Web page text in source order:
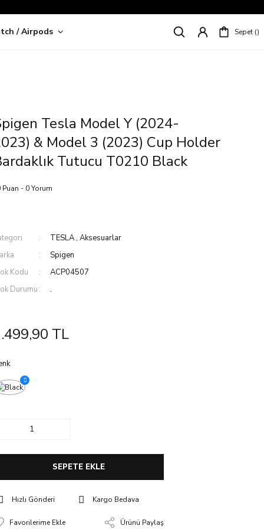
/ Airpods Sepet
Tesla Model Y (2024-
& Model 3 (2023) Cup Holder
Tutucu T0210 Black
Puan - 0 Yorum
TESLA,Aksesuarlar
Spigen
Kodu
ACP04507
Durumu
.
TL
SEPETE EKLE
Hızlı Gönderi Kargo Bedava
Ürünü Paylaş